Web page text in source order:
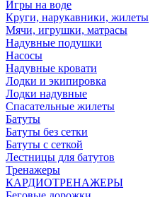
Игры на воде
Круги, нарукавники, жилеты
Мячи, игрушки, матрасы
Надувные подушки
Насосы
Надувные кровати
Лодки и экипировка
Лодки надувные
Спасательные жилеты
Батуты
Батуты без сетки
Батуты с сеткой
Лестницы для батутов
Тренажеры
КАРДИОТРЕНАЖЕРЫ